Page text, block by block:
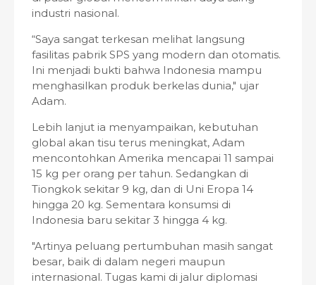
industri nasional.
“Saya sangat terkesan melihat langsung
fasilitas pabrik SPS yang modern dan otomatis.
Ini menjadi bukti bahwa Indonesia mampu
menghasilkan produk berkelas dunia," ujar
Adam.
Lebih lanjut ia menyampaikan, kebutuhan
global akan tisu terus meningkat, Adam
mencontohkan Amerika mencapai 11 sampai
15 kg per orang per tahun. Sedangkan di
Tiongkok sekitar 9 kg, dan di Uni Eropa 14
hingga 20 kg. Sementara konsumsi di
Indonesia baru sekitar 3 hingga 4 kg.
"Artinya peluang pertumbuhan masih sangat
besar, baik di dalam negeri maupun
internasional. Tugas kami di jalur diplomasi